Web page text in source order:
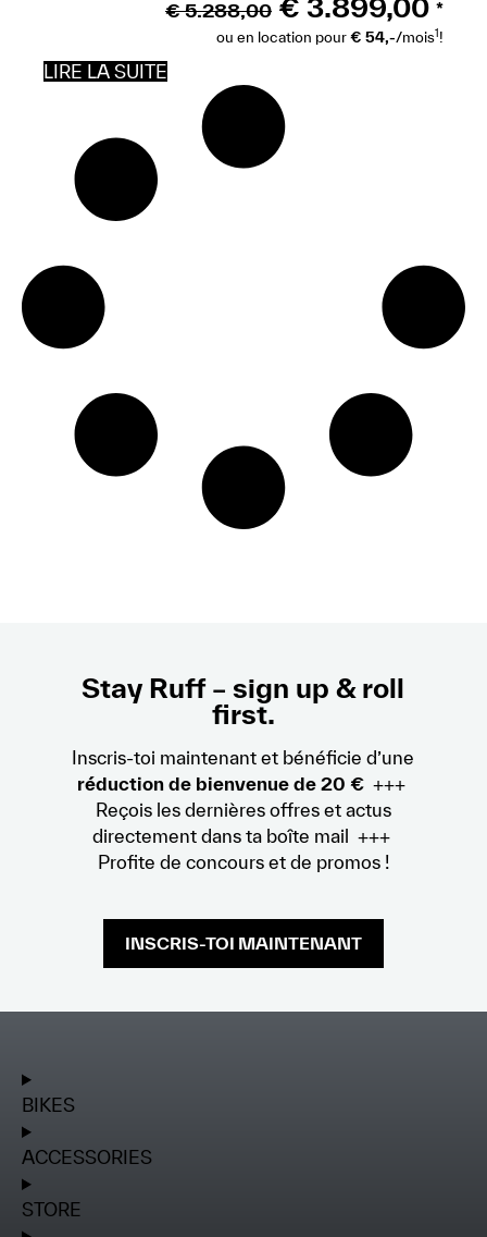
€5.288,00 € 3.899,00 *
ou en location pour€ 54,-/mois1 !
LIRE LA SUITE
Stay Ruff – sign up & roll
first.
Inscris-toi maintenant et bénéficie d’une
réduction de bienvenue de 20 €+++
Reçois les dernières offres et actus
directement dans ta boîte mail +++
Profite de concours et de promos !
INSCRIS-TOI MAINTENANT
BIKES
ACCESSORIES
STORE